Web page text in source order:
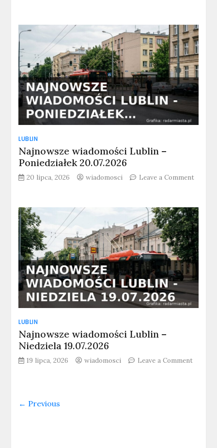
wiadomości
Lublin
–
Wtorek
21.07.2026
LUBLIN
Najnowsze wiadomości Lublin –
Poniedziałek 20.07.2026
20 lipca, 2026 wiadomosci
Leave a Comment
wiadomości
Lublin
–
Poniedziałek
20.07.2026
LUBLIN
Najnowsze wiadomości Lublin –
Niedziela 19.07.2026
19 lipca, 2026 wiadomosci
Leave a Comment
–
← Previous